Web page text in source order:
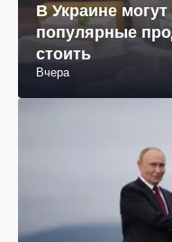
В Украине
популярные
стоить
Вчера